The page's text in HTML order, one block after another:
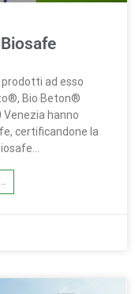
ad esso
Bio Beton®
hanno
certificandone la